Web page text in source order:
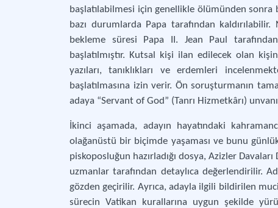
başlatılabilmesi için genellikle ölümünden sonra
bazı durumlarda Papa tarafından
bekleme süresi Papa II. Jean Paul
başlatılmıştır. Kutsal kişi ilan edilecek olan
yazıları, tanıklıkları ve erdemleri
başlatılmasına izin verir. Ön soruşturmanın
adaya “Servant of God” (Tanrı Hizmetkârı)
İkinci aşamada, adayın hayatındaki
olağanüstü bir biçimde yaşaması ve bunu
piskoposluğun hazırladığı dosya, Azizler
uzmanlar tarafından detaylıca değerlendirilir.
gözden geçirilir. Ayrıca, adayla ilgili bildirilen
sürecin Vatikan kurallarına uygun şekilde